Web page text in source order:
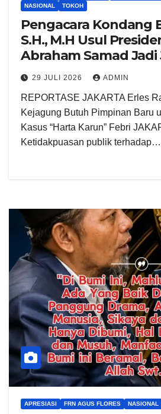
NASIONAL TOKOH
Pengacara Kondang
S.H., M.H Usul
Abraham Samad
29 JULI 2026 ADMIN
REPORTASE JAKARTA Erles
Kejagung Butuh Pimpinan Baru
Kasus “Harta Karun” Febri
Ketidakpuasan publik terhadap…
APRESIASI FRN AGUS FLORES NASIONAL